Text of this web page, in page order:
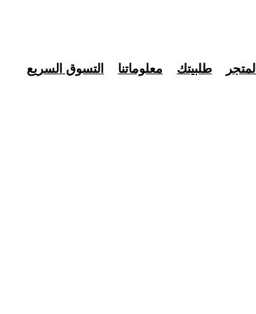
المتجر طلبيتك معلوماتنا التسوق السريع